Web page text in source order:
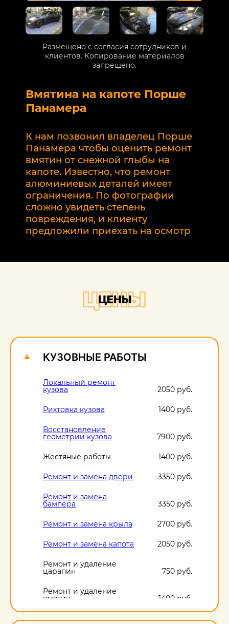
Вмятина на капоте Порше
Панамера
К нам позвонил владелец Порше
Панамера чтобы оценить ремонт
вмятин от снежной глыбы на
капоте. Известно, что ремонт
алюминиевых деталей имеет
ограничения. По фотографии
сложно увидеть степень
повреждения, и клиенту
предложили приехать на осмотр
Размещено с согласия сотрудников и
клиентов. Копирование материалов
запрещено.
ЦЕНЫ
ЦЕНЫ
КУЗОВНЫЕ РАБОТЫ
Локальный ремонт
кузова 2050 руб.
Рихтовка кузова 1400 руб.
Восстановление
геометрии кузова 7900 руб.
Жестяные работы 1400 руб.
Ремонт и замена двери 3350 руб.
Ремонт и замена
бампера 3350 руб.
Ремонт и замена крыла 2700 руб.
Ремонт и замена капота 2050 руб.
Ремонт и удаление
царапин 750 руб.
Ремонт и удаление
вмятин 1400 руб.
Ремонт и удаление